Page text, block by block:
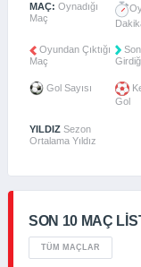
MAÇ: Oynadığı
Maç
Oyundan Çıktığı
Maç
Gol Sayısı
Gol
YILDIZ Sezon
Ortalama Yıldız
SON 10 MAÇ
TÜM MAÇLAR